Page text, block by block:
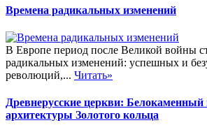
Времена радикальных изменений
В Европе период после Великой войны
радикальных изменений: успешных и
революций,... Читать»
Древнерусские церкви:
архитектуры Золотого кольца